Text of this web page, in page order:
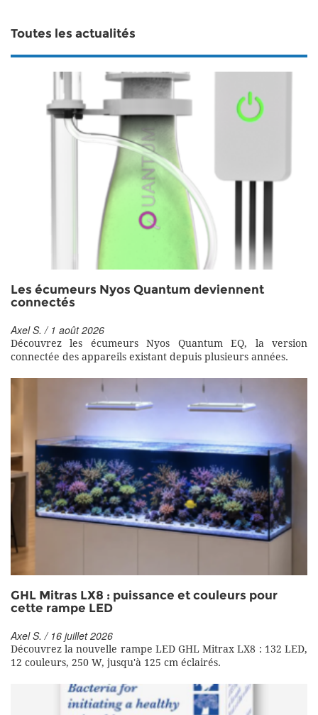
Toutes les actualités
Les écumeurs Nyos Quantum deviennent
connectés
Axel S. / 1 août 2026
Découvrez les écumeurs Nyos Quantum EQ, la version
connectée des appareils existant depuis plusieurs années.
GHL Mitras LX8 : puissance et couleurs pour
cette rampe LED
Axel S. / 16 juillet 2026
Découvrez la nouvelle rampe LED GHL Mitrax LX8 : 132 LED,
12 couleurs, 250 W, jusqu'à 125 cm éclairés.